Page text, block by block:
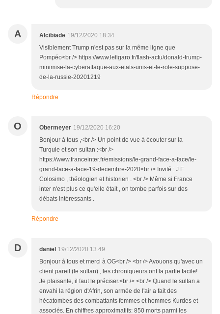
A Alcibiade 19/12/2020 18:34
Visiblement Trump n'est pas sur la même ligne que
Pompéo<br /> https://www.lefigaro.fr/flash-actu/donald-trump-
minimise-la-cyberattaque-aux-etats-unis-et-le-role-suppose-
de-la-russie-20201219
Répondre
O Obermeyer 19/12/2020 16:20
Bonjour à tous ,<br /> Un point de vue à écouter sur la
Turquie et son sultan :<br />
https://www.franceinter.fr/emissions/le-grand-face-a-face/le-
grand-face-a-face-19-decembre-2020<br /> Invité : J.F.
Colosimo , théologien et historien . <br /> Même si France
inter n'est plus ce qu'elle était , on tombe parfois sur des
débats intéressants .
Répondre
D daniel 19/12/2020 13:49
Bonjour à tous et merci à OG<br /> <br /> Avouons qu'avec un
client pareil (le sultan) , les chroniqueurs ont la partie facile!
Je plaisante, il faut le préciser.<br /> <br /> Quand le sultan a
envahi la région d'Afrin, son armée de l'air a fait des
hécatombes des combattants femmes et hommes Kurdes et
associés. En chiffres approximatifs: 850 morts parmi les